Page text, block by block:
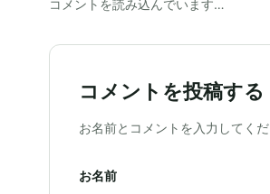
コメントを読み込んでいます…
コメントを投稿する
お名前とコメントを入力してく
お名前
ウェブサイト